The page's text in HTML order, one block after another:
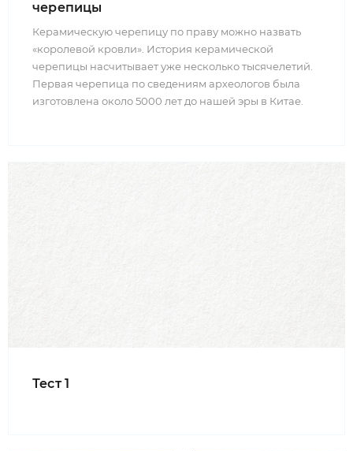
черепицы
Керамическую черепицу по праву можно назвать
«королевой кровли». История керамической
черепицы насчитывает уже несколько тысячелетий.
Первая черепица по сведениям археологов была
изготовлена около 5000 лет до нашей эры в Китае.
Тест 1